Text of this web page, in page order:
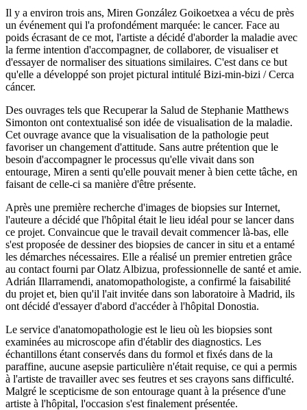
Il y a environ trois ans, Miren González Goikoetxea a vécu de près
un événement qui l'a profondément marquée: le cancer. Face au
poids écrasant de ce mot, l'artiste a décidé d'aborder la maladie avec
la ferme intention d'accompagner, de collaborer, de visualiser et
d'essayer de normaliser des situations similaires. C'est dans ce but
qu'elle a développé son projet pictural intitulé Bizi-min-bizi / Cerca
cáncer.
Des ouvrages tels que Recuperar la Salud de Stephanie Matthews
Simonton ont contextualisé son idée de visualisation de la maladie.
Cet ouvrage avance que la visualisation de la pathologie peut
favoriser un changement d'attitude. Sans autre prétention que le
besoin d'accompagner le processus qu'elle vivait dans son
entourage, Miren a senti qu'elle pouvait mener à bien cette tâche, en
faisant de celle-ci sa manière d'être présente.
Après une première recherche d'images de biopsies sur Internet,
l'auteure a décidé que l'hôpital était le lieu idéal pour se lancer dans
ce projet. Convaincue que le travail devait commencer là-bas, elle
s'est proposée de dessiner des biopsies de cancer in situ et a entamé
les démarches nécessaires. Elle a réalisé un premier entretien grâce
au contact fourni par Olatz Albizua, professionnelle de santé et amie.
Adrián Illarramendi, anatomopathologiste, a confirmé la faisabilité
du projet et, bien qu'il l'ait invitée dans son laboratoire à Madrid, ils
ont décidé d'essayer d'abord d'accéder à l'hôpital Donostia.
Le service d'anatomopathologie est le lieu où les biopsies sont
examinées au microscope afin d'établir des diagnostics. Les
échantillons étant conservés dans du formol et fixés dans de la
paraffine, aucune asepsie particulière n'était requise, ce qui a permis
à l'artiste de travailler avec ses feutres et ses crayons sans difficulté.
Malgré le scepticisme de son entourage quant à la présence d'une
artiste à l'hôpital, l'occasion s'est finalement présentée.